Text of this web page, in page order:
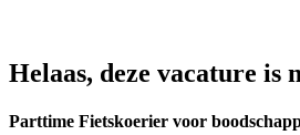
Helaas, deze vacature is
Parttime Fietskoerier voor